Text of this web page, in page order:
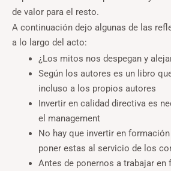
de valor para el resto.
A continuación dejo algunas de las
a lo largo del acto:
¿Los mitos nos despegan y
Según los autores es un libro
incluso a los propios autores
Invertir en calidad directiva es
el management
No hay que invertir en
poner estas al servicio de los
Antes de ponernos a trabajar en